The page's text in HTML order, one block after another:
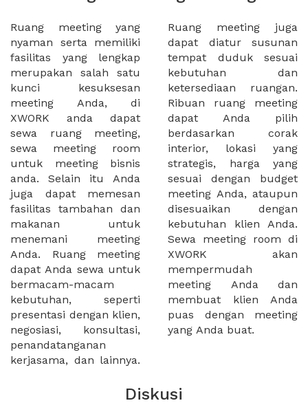
Ruang meeting yang
nyaman serta memiliki
fasilitas yang lengkap
merupakan salah satu
kunci kesuksesan
meeting Anda, di
XWORK anda dapat
sewa ruang meeting,
sewa meeting room
untuk meeting bisnis
anda. Selain itu Anda
juga dapat memesan
fasilitas tambahan dan
makanan untuk
menemani meeting
Anda. Ruang meeting
dapat Anda sewa untuk
bermacam-macam
kebutuhan, seperti
presentasi dengan klien,
negosiasi, konsultasi,
penandatanganan
kerjasama, dan lainnya.
Ruang meeting juga
dapat diatur susunan
tempat duduk sesuai
kebutuhan dan
ketersediaan ruangan.
Ribuan ruang meeting
dapat Anda pilih
berdasarkan corak
interior, lokasi yang
strategis, harga yang
sesuai dengan budget
meeting Anda, ataupun
disesuaikan dengan
kebutuhan klien Anda.
Sewa meeting room di
XWORK akan
mempermudah
meeting Anda dan
membuat klien Anda
puas dengan meeting
yang Anda buat.
Diskusi